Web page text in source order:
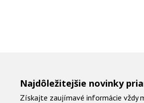
Najdôležitejšie novinky
Získajte zaujímavé informácie vždy